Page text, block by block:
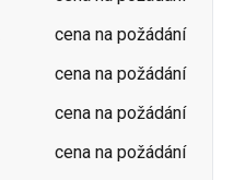
cena na požádání
cena na požádání
cena na požádání
cena na požádání